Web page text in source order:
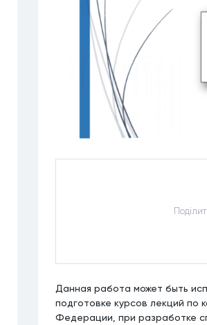
Данная работа может быть
подготовке курсов лекций по
Федерации, при разработке